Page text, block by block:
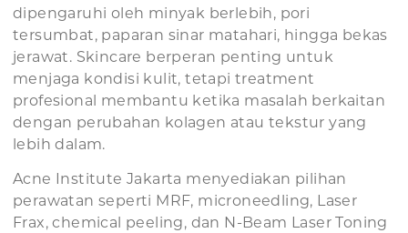
dipengaruhi oleh minyak berlebih, pori
tersumbat, paparan sinar matahari, hingga bekas
jerawat. Skincare berperan penting untuk
menjaga kondisi kulit, tetapi treatment
profesional membantu ketika masalah berkaitan
dengan perubahan kolagen atau tekstur yang
lebih dalam.
Acne Institute Jakarta menyediakan pilihan
perawatan seperti MRF, microneedling, Laser
Frax, chemical peeling, dan N-Beam Laser Toning